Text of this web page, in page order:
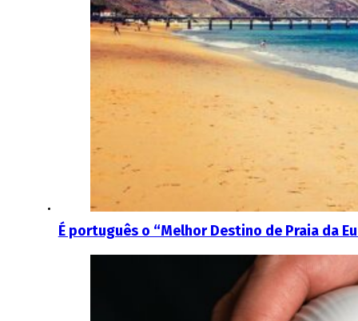
É português o “Melhor Destino de Praia da